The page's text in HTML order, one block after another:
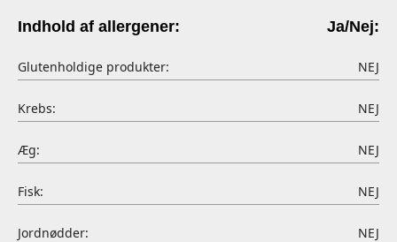
Indhold af allergener: Ja/Nej:
Glutenholdige produkter: NEJ
Krebs: NEJ
Æg: NEJ
Fisk: NEJ
Jordnødder: NEJ